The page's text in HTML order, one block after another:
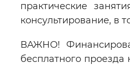
практические
консультирование, в
ВАЖНО!
бесплатного